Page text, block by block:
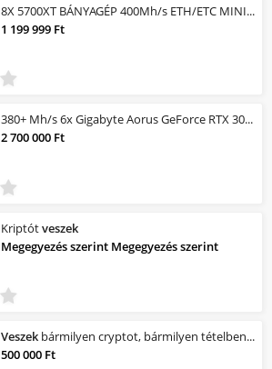
8X 5700XT BÁNYAGÉP 400Mh/s ETH/ETC MINING RIG !!!GARANCIA!!! !!!LEGJOBB ÁR/ÉRTÉK...
1 199 999 Ft
380+ Mh/s 6x Gigabyte Aorus GeForce RTX 3070 Ti Master eladó vadiúj GARANCIÁS.
2 700 000 Ft
Kriptótveszek
Megegyezés szerint Megegyezés szerint
Veszek bármilyen cryptot, bármilyen tételben saját részre.
500 000 Ft